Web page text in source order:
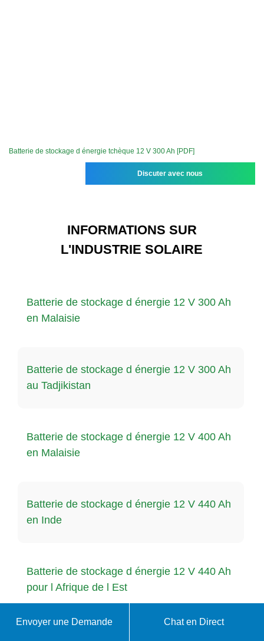
Batterie de stockage d énergie tchèque 12 V 300 Ah [PDF]
Discuter avec nous
INFORMATIONS SUR
L'INDUSTRIE SOLAIRE
Batterie de stockage d énergie 12 V 300 Ah
en Malaisie
Batterie de stockage d énergie 12 V 300 Ah
au Tadjikistan
Batterie de stockage d énergie 12 V 400 Ah
en Malaisie
Batterie de stockage d énergie 12 V 440 Ah
en Inde
Batterie de stockage d énergie 12 V 440 Ah
pour l Afrique de l Est
Envoyer une Demande Chat en Direct